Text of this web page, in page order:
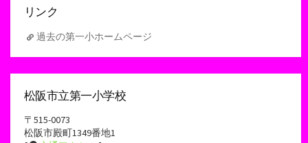
リンク
過去の第一小ホームページ
松阪市立第一小学校
〒515-0073
松阪市殿町1349番地1